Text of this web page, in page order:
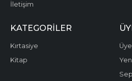
İletişim
KATEGORILER
Kırtasiye
Kitap